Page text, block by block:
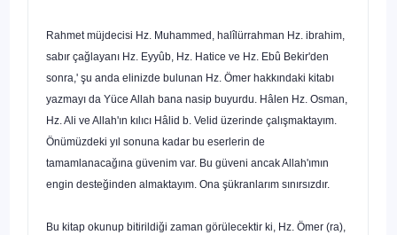
Rahmet müjdecisi Hz. Muhammed, halîlürrahman Hz. ibrahim,
sabır çağlayanı Hz. Eyyûb, Hz. Hatice ve Hz. Ebû Bekir'den
sonra,' şu anda elinizde bulunan Hz. Ömer hakkın­daki kitabı
yazmayı da Yüce Allah bana nasip buyurdu. Hâlen Hz. Osman,
Hz. Ali ve Allah'ın kılıcı Hâlid b. Velid üzerinde çalışmaktayım.
Önümüzdeki yıl sonuna kadar bu eserlerin de
tamamlanacağına güvenim var. Bu güveni ancak Allah'ımın
engin desteğinden almaktayım. Ona şükranlarım sınırsızdır.
Bu kitap okunup bitirildiği zaman görülecektir ki, Hz. Ömer (ra),